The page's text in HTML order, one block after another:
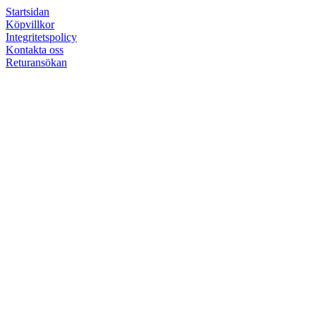
Startsidan
Köpvillkor
Integritetspolicy
Kontakta oss
Returansökan